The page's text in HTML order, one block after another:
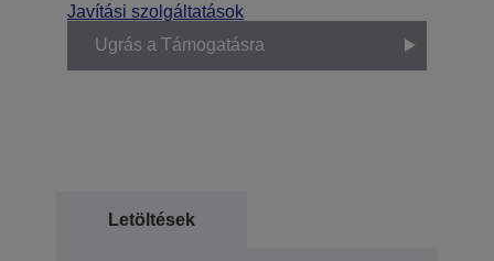
Javítási szolgáltatások
Ugrás a Támogatásra
Letöltések